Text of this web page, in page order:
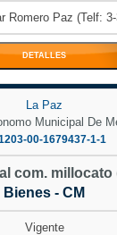
Romero Paz (Telf:
DETALLES
La Paz
Municipal De
00-1679437-1-1
com. millocato
Bienes - CM
Vigente